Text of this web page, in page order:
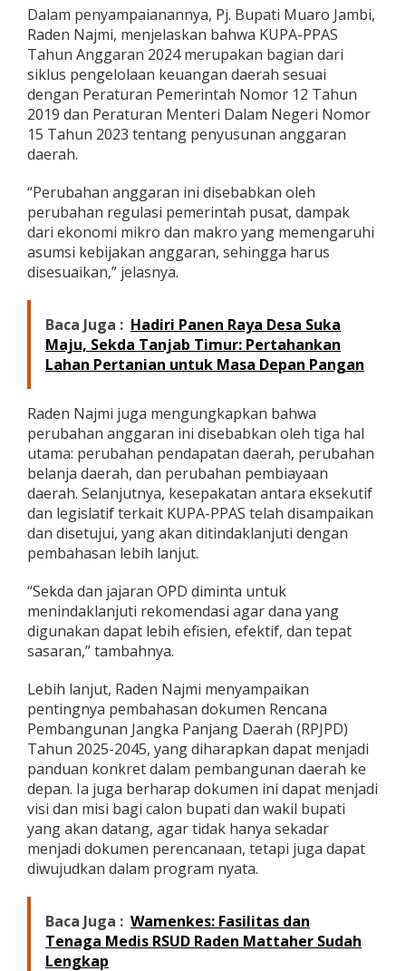
u
a
i
k
a
n
e
g
a
s
i
B
a
r
Dalam penyampaianannya, Pj. Bupati Muaro Jambi,
Raden Najmi, menjelaskan bahwa KUPA-PPAS
Tahun Anggaran 2024 merupakan bagian dari
siklus pengelolaan keuangan daerah sesuai
dengan Peraturan Pemerintah Nomor 12 Tahun
2019 dan Peraturan Menteri Dalam Negeri Nomor
15 Tahun 2023 tentang penyusunan anggaran
daerah.
“Perubahan anggaran ini disebabkan oleh
perubahan regulasi pemerintah pusat, dampak
dari ekonomi mikro dan makro yang memengaruhi
asumsi kebijakan anggaran, sehingga harus
disesuaikan,” jelasnya.
Baca Juga : Hadiri Panen Raya Desa Suka
Maju, Sekda Tanjab Timur: Pertahankan
Lahan Pertanian untuk Masa Depan Pangan
Raden Najmi juga mengungkapkan bahwa
perubahan anggaran ini disebabkan oleh tiga hal
utama: perubahan pendapatan daerah, perubahan
belanja daerah, dan perubahan pembiayaan
daerah. Selanjutnya, kesepakatan antara eksekutif
dan legislatif terkait KUPA-PPAS telah disampaikan
dan disetujui, yang akan ditindaklanjuti dengan
pembahasan lebih lanjut.
“Sekda dan jajaran OPD diminta untuk
menindaklanjuti rekomendasi agar dana yang
digunakan dapat lebih efisien, efektif, dan tepat
sasaran,” tambahnya.
Lebih lanjut, Raden Najmi menyampaikan
pentingnya pembahasan dokumen Rencana
Pembangunan Jangka Panjang Daerah (RPJPD)
Tahun 2025-2045, yang diharapkan dapat menjadi
panduan konkret dalam pembangunan daerah ke
depan. Ia juga berharap dokumen ini dapat menjadi
visi dan misi bagi calon bupati dan wakil bupati
yang akan datang, agar tidak hanya sekadar
menjadi dokumen perencanaan, tetapi juga dapat
diwujudkan dalam program nyata.
Baca Juga : Wamenkes: Fasilitas dan
Tenaga Medis RSUD Raden Mattaher Sudah
Lengkap